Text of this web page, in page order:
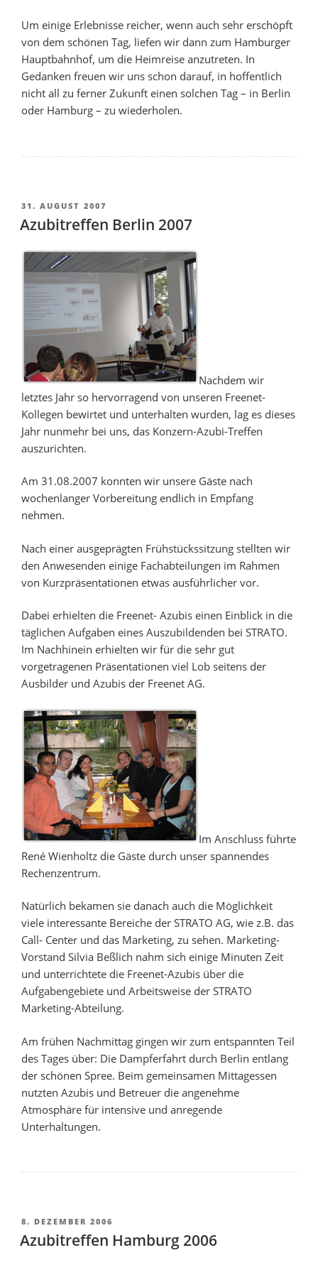
Um einige Erlebnisse reicher, wenn auch sehr erschöpft
von dem schönen Tag, liefen wir dann zum Hamburger
Hauptbahnhof, um die Heimreise anzutreten. In
Gedanken freuen wir uns schon darauf, in hoffentlich
nicht all zu ferner Zukunft einen solchen Tag – in Berlin
oder Hamburg – zu wiederholen.
VERÖFFENTLICHT
AM
31. AUGUST 2007
Azubitreffen Berlin 2007
Nachdem wir
letztes Jahr so hervorragend von unseren Freenet-
Kollegen bewirtet und unterhalten wurden, lag es dieses
Jahr nunmehr bei uns, das Konzern-Azubi-Treffen
auszurichten.
Am 31.08.2007 konnten wir unsere Gäste nach
wochenlanger Vorbereitung endlich in Empfang
nehmen.
Nach einer ausgeprägten Frühstückssitzung stellten wir
den Anwesenden einige Fachabteilungen im Rahmen
von Kurzpräsentationen etwas ausführlicher vor.
Dabei erhielten die Freenet- Azubis einen Einblick in die
täglichen Aufgaben eines Auszubildenden bei STRATO.
Im Nachhinein erhielten wir für die sehr gut
vorgetragenen Präsentationen viel Lob seitens der
Ausbilder und Azubis der Freenet AG.
Im Anschluss führte
René Wienholtz die Gäste durch unser spannendes
Rechenzentrum.
Natürlich bekamen sie danach auch die Möglichkeit
viele interessante Bereiche der STRATO AG, wie z.B. das
Call- Center und das Marketing, zu sehen. Marketing-
Vorstand Silvia Beßlich nahm sich einige Minuten Zeit
und unterrichtete die Freenet-Azubis über die
Aufgabengebiete und Arbeitsweise der STRATO
Marketing-Abteilung.
Am frühen Nachmittag gingen wir zum entspannten Teil
des Tages über: Die Dampferfahrt durch Berlin entlang
der schönen Spree. Beim gemeinsamen Mittagessen
nutzten Azubis und Betreuer die angenehme
Atmosphäre für intensive und anregende
Unterhaltungen.
VERÖFFENTLICHT
AM
8. DEZEMBER 2006
Azubitreffen Hamburg 2006